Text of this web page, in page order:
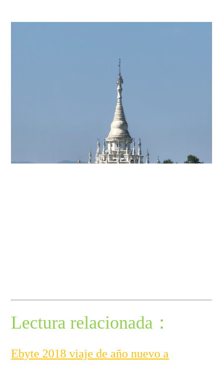
Lectura relacionada ：
Ebyte 2018 viaje de año nuevo a